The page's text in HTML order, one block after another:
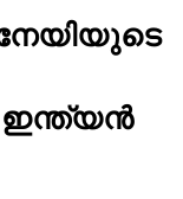
ഇന്ത്യൻ